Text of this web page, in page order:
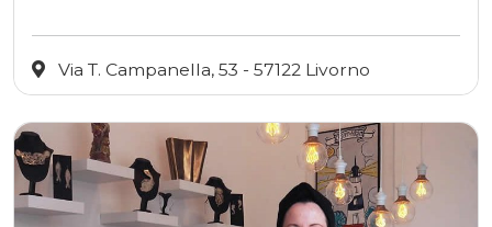
Via T. Campanella, 53 - 57122 Livorno